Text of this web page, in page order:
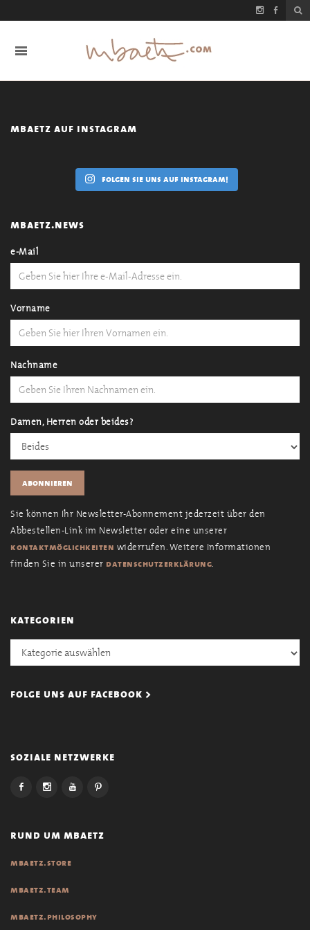
mbaetz auf instagram
folgen sie uns auf instagram!
mbaetz.news
e-Mail
Vorname
Nachname
Damen, Herren oder beides?
Sie können Ihr Newsletter-Abonnement jederzeit über den
Abbestellen-Link im Newsletter oder eine unserer
kontaktmöglichkeiten widerrufen. Weitere Informationen
finden Sie in unserer datenschutzerklärung.
kategorien
Kategorien
folge uns auf facebook >
soziale netzwerke
rund um mbaetz
mbaetz.store
mbaetz.team
mbaetz.philosophy